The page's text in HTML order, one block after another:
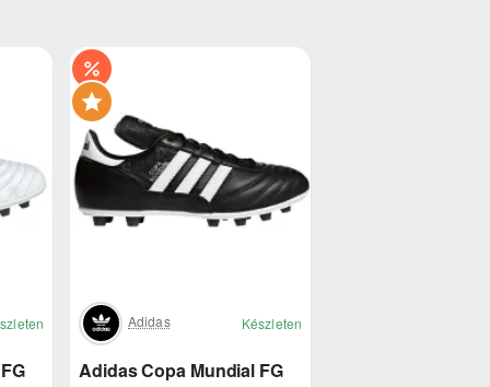
Adidas Készleten
Adidas Copa Mundial FG